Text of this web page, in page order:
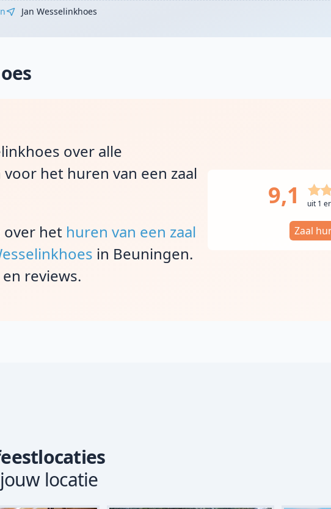
Jan Wesselinkhoes
over alle
het huren van een zaal
over het huren van een zaal
in Beuningen.
reviews.
9,1 uit 1
Zaal
locatie